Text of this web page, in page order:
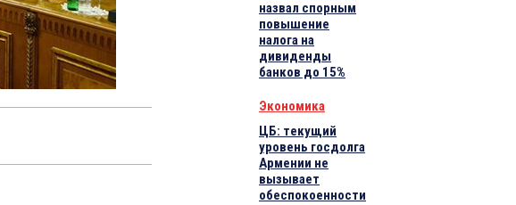
назвал спорным
повышение
налога на
дивиденды
банков до 15%
Экономика
ЦБ: текущий
уровень госдолга
Армении не
вызывает
обеспокоенности